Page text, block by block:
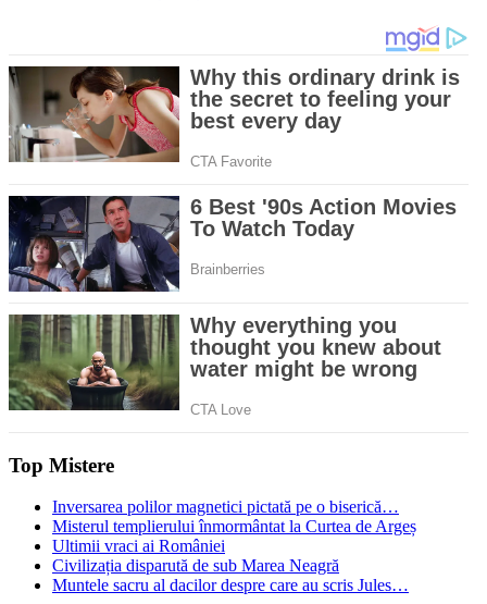
Top Mistere
Inversarea polilor magnetici pictată pe o biserică…
Misterul templierului înmormântat la Curtea de Argeș
Ultimii vraci ai României
Civilizația disparută de sub Marea Neagră
Muntele sacru al dacilor despre care au scris Jules…